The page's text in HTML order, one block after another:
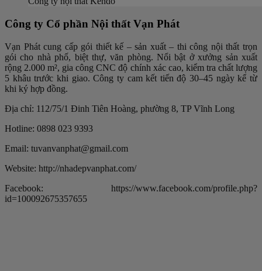
Công ty Cổ phần Nội thất Vạn Phát
Vạn Phát cung cấp gói thiết kế – sản xuất – thi công nội thất trọn
gói cho nhà phố, biệt thự, văn phòng. Nổi bật ở xưởng sản xuất
rộng 2.000 m², gia công CNC độ chính xác cao, kiểm tra chất lượng
5 khâu trước khi giao. Công ty cam kết tiến độ 30–45 ngày kể từ
khi ký hợp đồng.
Địa chỉ: 112/75/1 Đinh Tiên Hoàng, phường 8, TP Vĩnh Long
Hotline: 0898 023 9393
Email: tuvanvanphat@gmail.com
Website: http://nhadepvanphat.com/
Facebook: https://www.facebook.com/profile.php?
id=100092675357655